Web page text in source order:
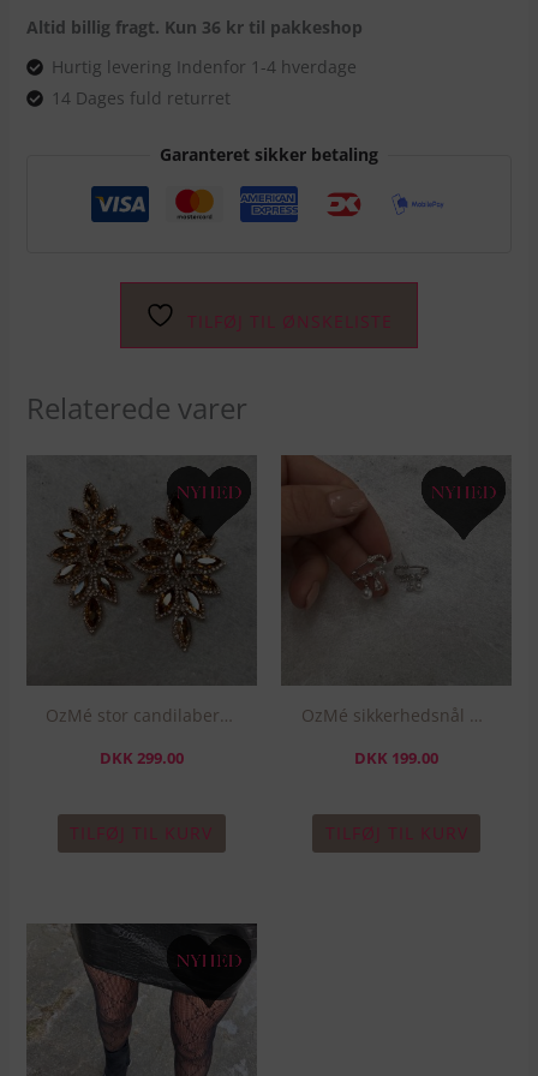
Altid billig fragt. Kun 36 kr til pakkeshop
Hurtig levering Indenfor 1-4 hverdage
14 Dages fuld returret
Garanteret sikker betaling
TILFØJ TIL ØNSKELISTE
Relaterede varer
OzMé stor candilaber ørering – Champagne
DKK 299.00
TILFØJ TIL KURV
OzMé sikkerhedsnål øreing med perler & sten – Sølv
DKK 199.00
TILFØJ TIL KURV